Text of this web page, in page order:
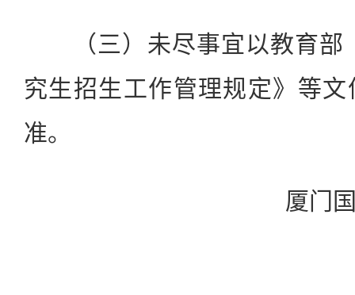
（三）未尽事宜以教育部
究生招生工作管理规定》等
准。
厦门